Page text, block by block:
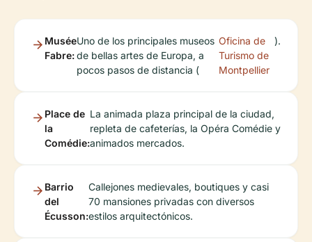
Musée
Fabre:
Uno de los principales museos
de bellas artes de Europa, a
pocos pasos de distancia (
Oficina de
Turismo de
Montpellier
).
Place de
la
Comédie:
La animada plaza principal de la ciudad,
repleta de cafeterías, la Opéra Comédie y
animados mercados.
Barrio
del
Écusson:
Callejones medievales, boutiques y casi
70 mansiones privadas con diversos
estilos arquitectónicos.